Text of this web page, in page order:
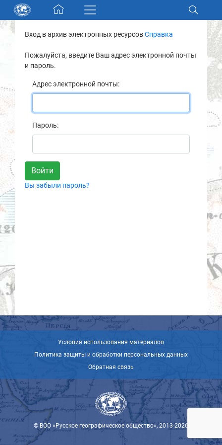
Skip navigation
Разделы и коллекции
Электронный каталог
Новости
О нас
Контакты
Партнеры
Вход в архив электронных ресурсовСправка
Пожалуйста, введите Ваш адрес электронной почты
и пароль.
Адрес электронной почты:
Пароль:
Вы забыли пароль?
Условия использования материалов
Политика защиты и обработки персональных данных
Обратная связь
© ВОО «Русское географическое общество», 2013-2026